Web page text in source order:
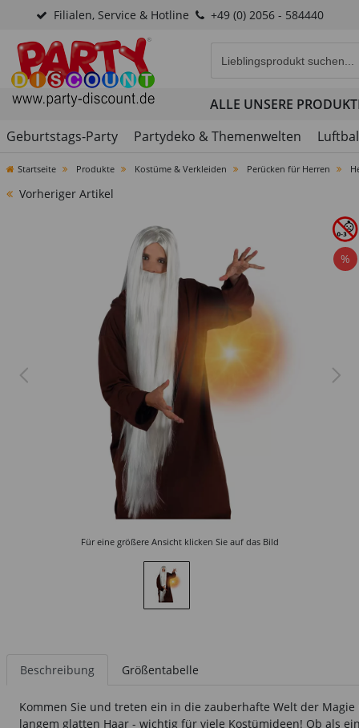
Filialen, Service & Hotline +49 (0) 2056 - 584440
ALLE UNSERE
Geburtstags-Party
Partydeko & Themenwelten
Startseite Produkte Kostüme & Verkleiden Perücken für Herren
Vorheriger Artikel
%
Für eine größere Ansicht klicken Sie auf das Bild
Beschreibung Größentabelle
Kommen Sie und treten ein in die zauberhafte Welt der
langem glatten Haar - wichtig für viele Kostümideen! Ob als